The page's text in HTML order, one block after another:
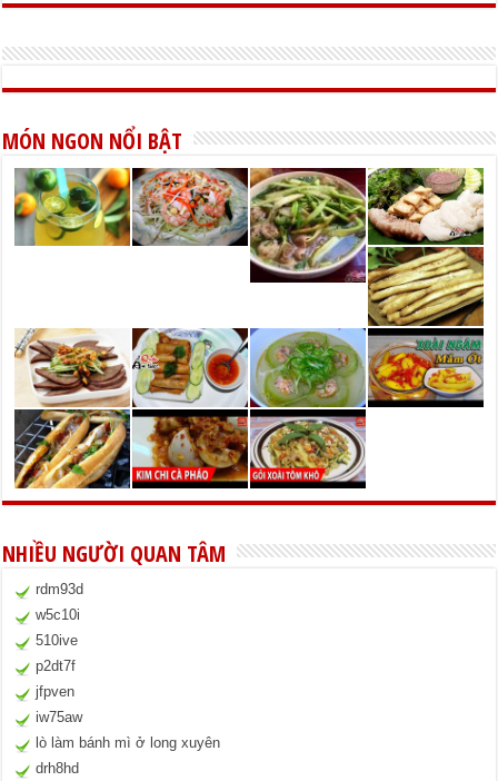
MÓN NGON NỔI BẬT
NHIỀU NGƯỜI QUAN TÂM
rdm93d
w5c10i
510ive
p2dt7f
jfpven
iw75aw
lò làm bánh mì ở long xuyên
drh8hd